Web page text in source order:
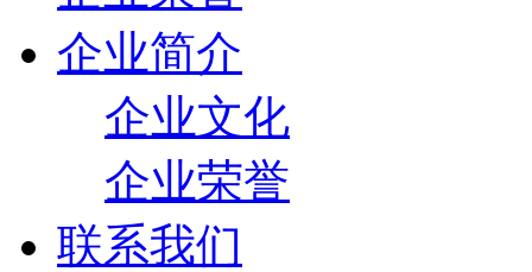
企业简介
企业文化
企业荣誉
联系我们